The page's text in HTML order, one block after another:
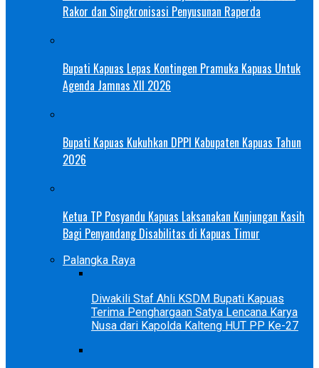
Rakor dan Singkronisasi Penyusunan Raperda
Bupati Kapuas Lepas Kontingen Pramuka Kapuas Untuk
Agenda Jamnas XII 2026
Bupati Kapuas Kukuhkan DPPI Kabupaten Kapuas Tahun
2026
Ketua TP Posyandu Kapuas Laksanakan Kunjungan Kasih
Bagi Penyandang Disabilitas di Kapuas Timur
Palangka Raya
Diwakili Staf Ahli KSDM Bupati Kapuas
Terima Penghargaan Satya Lencana Karya
Nusa dari Kapolda Kalteng HUT PP Ke-27